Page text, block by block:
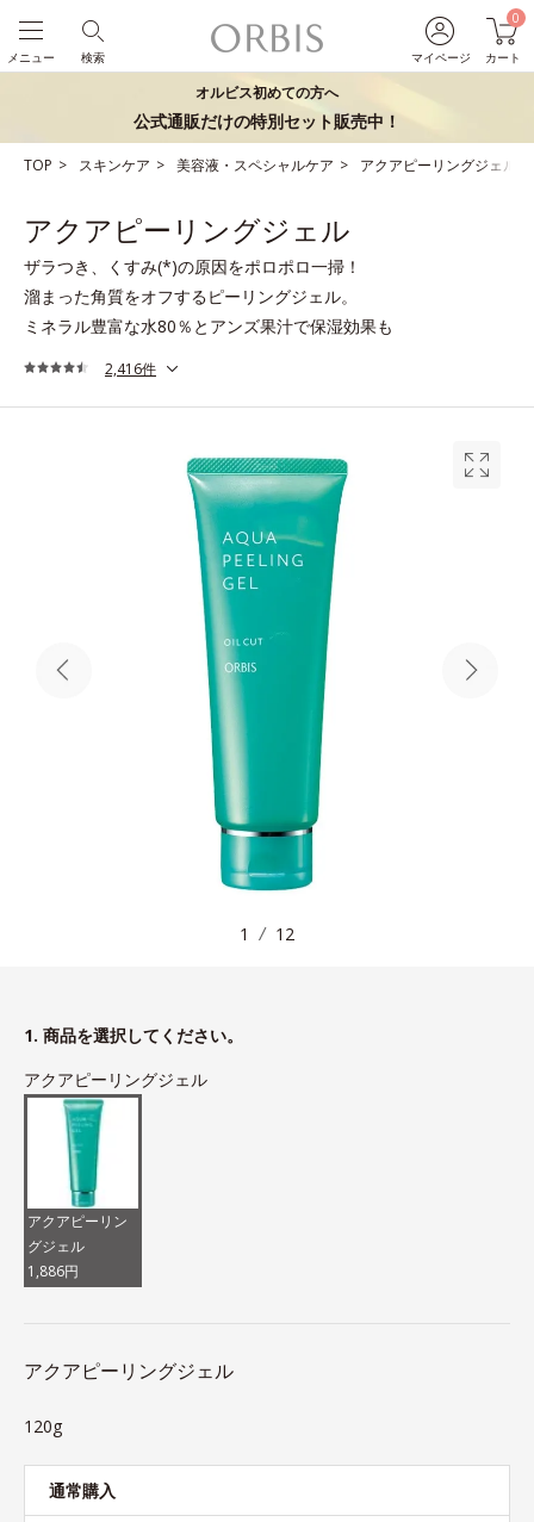
マイページ
0
カート
検索
メニュー
オルビス初めての方へ
公式通販だけの特別セット販売中！
TOP スキンケア 美容液・スペシャルケア アクアピーリングジェル
アクアピーリングジェル
ザラつき、くすみ(*)の原因をポロポロ一掃！
溜まった角質をオフするピーリングジェル。
ミネラル豊富な水80％とアンズ果汁で保湿効果も
2,416件
1 12
1. 商品を選択してください。
アクアピーリングジェル
アクアピーリン
グジェル
1,886円
アクアピーリングジェル
120g
通常購入